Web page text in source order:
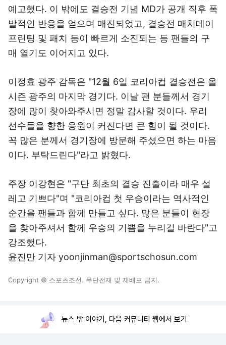
예고했다. 이 밖에도 결승전 기념 MD가 공개 직후 폭
발적인 반응을 얻으며 매진되었고, 결승전 매치데이
프린팅 및 패치 등이 빠르게 소진되는 등 팬들의 구
매 열기도 이어지고 있다.
이정효 광주 감독은 "12월 6일 코리아컵 결승전은 올
시즌 광주의 마지막 경기다. 이날 팬 분들께서 경기
장에 많이 찾아와주시면 정말 감사할 것이다. 우리
선수들을 향한 응원이 커진다면 큰 힘이 될 것이다.
꼭 많은 분께서 경기장에 방문해 주셨으면 하는 마음
이다. 부탁드린다"라고 밝혔다.
주장 이강현은 "구단 최초의 결승 진출이라 매우 설
레고 기쁘다"며 "코리아컵 첫 우승이라는 역사적인
순간을 팬들과 함께 만들고 싶다. 많은 분들이 현장
을 찾아주셔서 함께 우승의 기쁨을 누리길 바란다"고
강조했다.
윤진만 기자 yoonjinman@sportschosun.com
Copyright © 스포츠조선. 무단전재 및 재배포 금지.
뉴스 밖 이야기, 다음 커뮤니티 웹에서 보기